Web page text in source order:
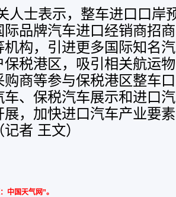
人士表示，整车进口口岸
际品牌汽车进口经销商招
机构，引进更多国际知名
保税港区，吸引相关航运
购商等参与保税港区整车
车、保税汽车展示和进口
展，加快进口汽车产业要
者 王文）
中国天气网”。